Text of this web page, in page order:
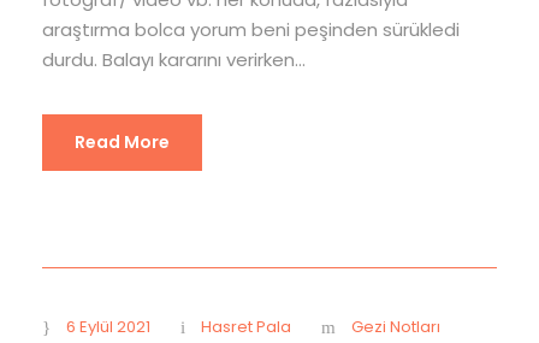
araştırma bolca yorum beni peşinden sürükledi
durdu. Balayı kararını verirken...
Read More
6 Eylül 2021 Hasret Pala Gezi Notları